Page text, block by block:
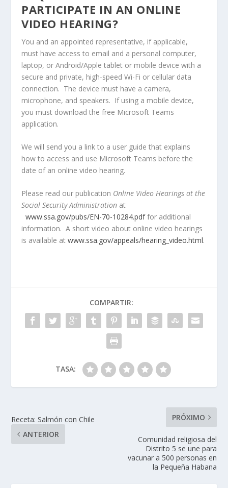
PARTICIPATE IN AN ONLINE
VIDEO HEARING?
You and an appointed representative, if applicable,
must have access to email and a personal computer,
laptop, or Android/Apple tablet or mobile device with a
secure and private, high-speed Wi-Fi or cellular data
connection. The device must have a camera,
microphone, and speakers. If using a mobile device,
you must download the free Microsoft Teams
application.
We will send you a link to a user guide that explains
how to access and use Microsoft Teams before the
date of an online video hearing.
Please read our publication Online Video Hearings at the
Social Security Administration at
www.ssa.gov/pubs/EN-70-10284.pdffor additional
information. A short video about online video hearings
is available atwww.ssa.gov/appeals/hearing_video.html.
COMPARTIR:
TASA:
Receta: Salmón con Chile
ANTERIOR
PRÓXIMO
Comunidad religiosa del
Distrito 5 se une para
vacunar a 500 personas en
la Pequeña Habana